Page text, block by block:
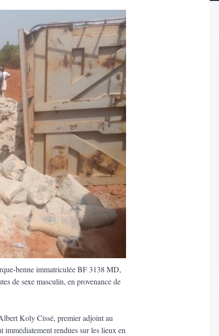
benne immatriculée BF 3138 MD,
de sexe masculin, en provenance de
Koly Cissé, premier adjoint au
immédiatement rendues sur les lieux en